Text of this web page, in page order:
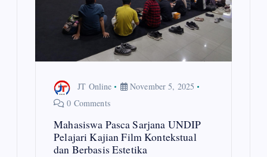
JT Online
November 5, 2025
0 Comments
Mahasiswa Pasca Sarjana UNDIP
Pelajari Kajian Film Kontekstual
dan Berbasis Estetika